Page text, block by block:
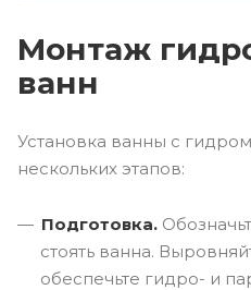
Монтаж
ванн
Установка ванны с
нескольких этапов:
Подготовка.
стоять ванна.
обеспечьте гидро- и